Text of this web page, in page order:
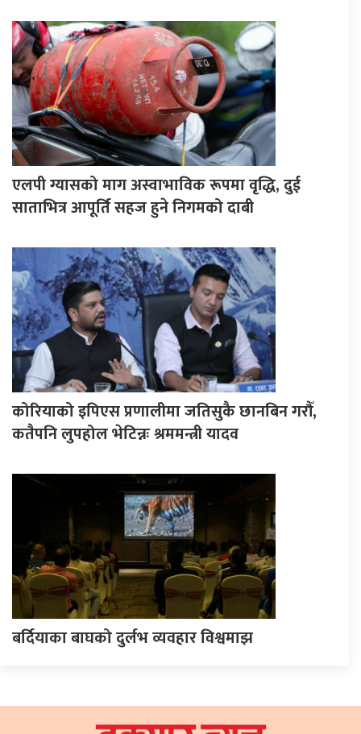
एलपी ग्यासको माग अस्वाभाविक रूपमा वृद्धि, दुई
साताभित्र आपूर्ति सहज हुने निगमको दाबी
कोरियाको इपिएस प्रणालीमा जतिसुकै छानबिन गरौँ,
कतैपनि लुपहोल भेटिन्नः श्रममन्त्री यादव
बर्दियाका बाघको दुर्लभ व्यवहार विश्वमाझ